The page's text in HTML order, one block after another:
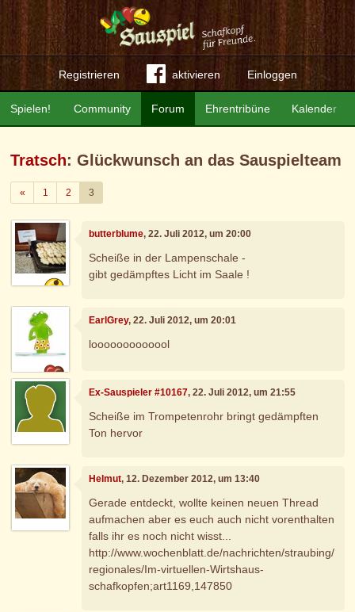
Registrieren aktivieren Einloggen
Community Forum Ehrentribüne Kalender
Spielen!
Tratsch: Glückwunsch an das Sauspielteam
«Zurück
1 2 3
butterblume, 22. Juli 2012, um 20:00
Scheiße in der Lampenschale -
gibt gedämpftes Licht im Saale !
EarlGrey, 22. Juli 2012, um 20:01
looooooooooool
Ex-Sauspieler #10167, 22. Juli 2012, um 21:55
Scheiße im Trompetenrohr bringt gedämpften
Ton hervor
Helmut, 12. Dezember 2012, um 13:40
Gerade entdeckt, wollte keinen neuen Thread
aufmachen aber es euch auch nicht vorenthalten
falls ihr es noch nicht wisst...
http://www.wochenblatt.de/nachrichten/straubing/
regionales/Im-virtuellen-Wirtshaus-
schafkopfen;art1169,147850